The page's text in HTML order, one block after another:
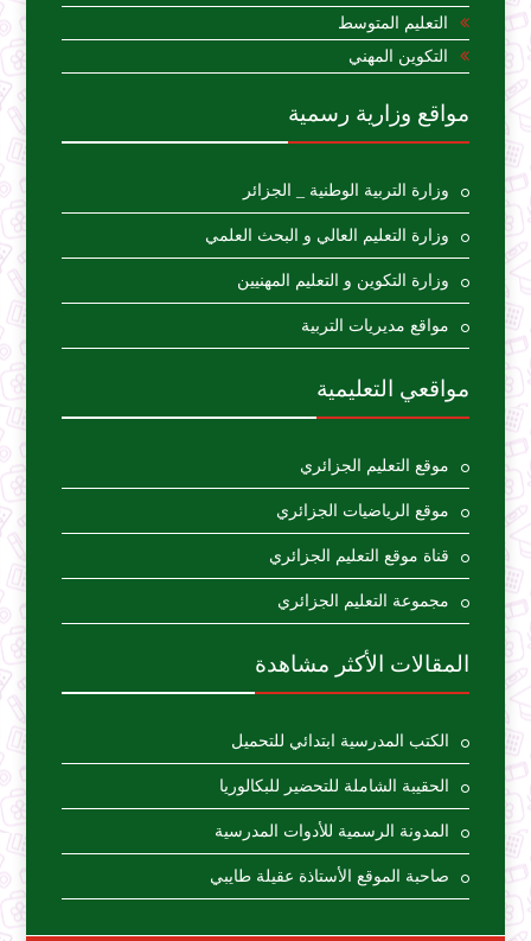
التعليم المتوسط
التكوين المهني
مواقع وزارية رسمية
وزارة التربية الوطنية _ الجزائر
وزارة التعليم العالي و البحث العلمي
وزارة التكوين و التعليم المهنيين
مواقع مديريات التربية
مواقعي التعليمية
موقع التعليم الجزائري
موقع الرياضيات الجزائري
قناة موقع التعليم الجزائري
مجموعة التعليم الجزائري
المقالات الأكثر مشاهدة
الكتب المدرسية ابتدائي للتحميل
الحقيبة الشاملة للتحضير للبكالوريا
المدونة الرسمية للأدوات المدرسية
صاحبة الموقع الأستاذة عقيلة طايبي